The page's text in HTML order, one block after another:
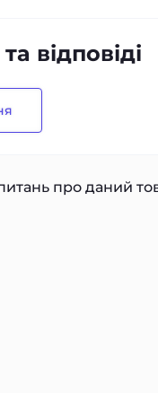
відповіді
про даний